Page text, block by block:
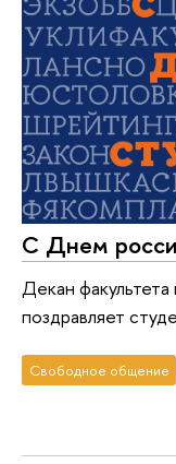
С Днем
Декан
поздравляет
Свободное общение